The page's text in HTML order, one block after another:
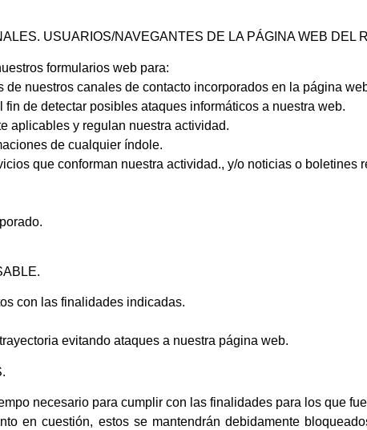
USUARIOS/NAVEGANTES DE LA PÁGINA WEB DEL
formularios web para:
nuestros canales de contacto incorporados en la página
de detectar posibles ataques informáticos a nuestra web.
aplicables y regulan nuestra actividad.
de cualquier índole.
que conforman nuestra actividad., y/o noticias o boletines
con las finalidades indicadas.
evitando ataques a nuestra página web.
necesario para cumplir con las finalidades para los que
en cuestión, estos se mantendrán debidamente